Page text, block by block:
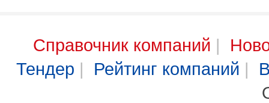
Справочник компаний |
Тендер | Рейтинг компаний |